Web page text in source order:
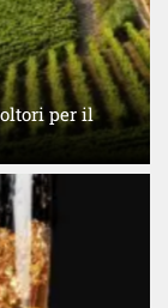
per il